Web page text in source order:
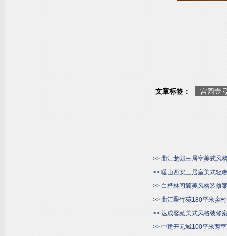
文章标签： 宫园壹
>> 曲江龙邸三居室美式风
>> 暖山西安三居室美式轻
>> 白桦林间简美风格装修
>> 曲江翠竹苑180平米乡
>> 达成馨苑美式风格装修
>> 中建开元城100平米两